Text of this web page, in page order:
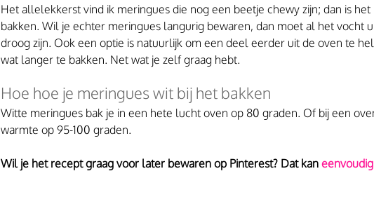
Het allelekkerst vind ik meringues die nog een beetje chewy zijn; dan is
bakken. Wil je echter meringues langurig bewaren, dan moet al het vocht
droog zijn. Ook een optie is natuurlijk om een deel eerder uit de oven te
wat langer te bakken. Net wat je zelf graag hebt.
Hoe hoe je meringues wit bij het bakken
Witte meringues bak je in een hete lucht oven op 80 graden. Of bij een
warmte op 95-100 graden.
Wil je het recept graag voor later bewaren op Pinterest? Dat kan